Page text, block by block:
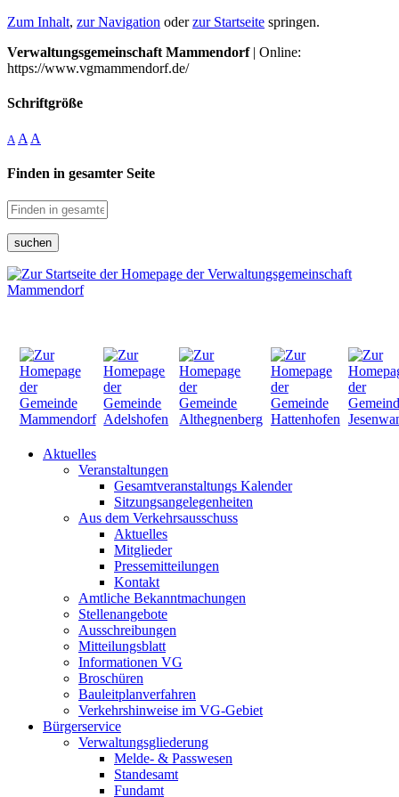
Zum Inhalt, zur Navigation oderzur Startseite springen.
Verwaltungsgemeinschaft Mammendorf| Online:
https://www.vgmammendorf.de/
Schriftgröße
A A A
Finden in gesamter Seite
suchen
Aktuelles
Veranstaltungen
Gesamtveranstaltungs Kalender
Sitzungsangelegenheiten
Aus dem Verkehrsausschuss
Aktuelles
Mitglieder
Pressemitteilungen
Kontakt
Amtliche Bekanntmachungen
Stellenangebote
Ausschreibungen
Mitteilungsblatt
Informationen VG
Broschüren
Bauleitplanverfahren
Verkehrshinweise im VG-Gebiet
Bürgerservice
Verwaltungsgliederung
Melde- & Passwesen
Standesamt
Fundamt